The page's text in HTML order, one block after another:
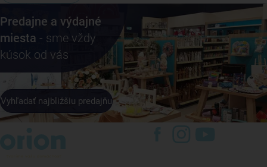
Predajne a výdajné
miesta - sme vždy
kúsok od vás
Vyhľadať najbližšiu predajňu